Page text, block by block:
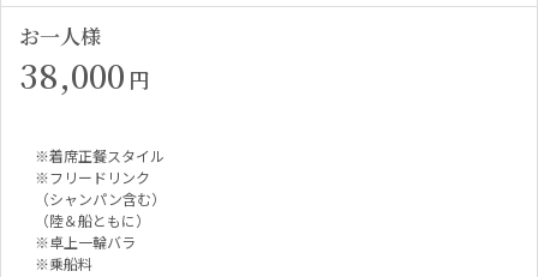
お一人様
38,000 円
※着席正餐スタイル
※フリードリンク
（シャンパン含む）
（陸＆船ともに）
※卓上一輪バラ
※乗船料